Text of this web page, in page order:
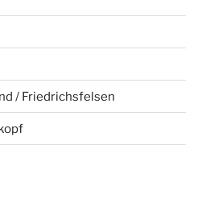
/ Friedrichsfelsen